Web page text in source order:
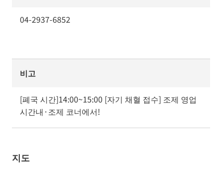
04-2937-6852
비고
[폐국 시간]14:00~15:00 [자기 채혈 접수] 조제 영업
시간내·조제 코너에서!
지도